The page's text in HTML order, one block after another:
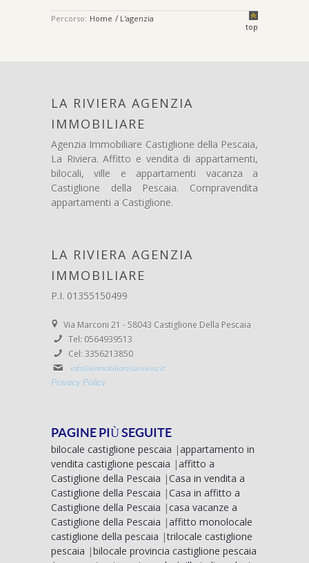
Percorso: Home / L'agenzia
top
LA RIVIERA AGENZIA
IMMOBILIARE
Agenzia Immobiliare Castiglione della Pescaia,
La Riviera. Affitto e vendita di appartamenti,
bilocali, ville e appartamenti vacanza a
Castiglione della Pescaia. Compravendita
appartamenti a Castiglione.
LA RIVIERA AGENZIA
IMMOBILIARE
P.I. 01355150499
Via Marconi 21 - 58043 Castiglione Della Pescaia
Tel: 0564939513
Cel: 3356213850
info@immobiliarelariviera.it
Privacy Policy
PAGINE PIÙ SEGUITE
bilocale castiglione pescaia |appartamento in
vendita castiglione pescaia |affitto a
Castiglione della Pescaia |Casa in vendita a
Castiglione della Pescaia |Casa in affitto a
Castiglione della Pescaia |casa vacanze a
Castiglione della Pescaia |affitto monolocale
castiglione della pescaia |trilocale castiglione
pescaia |bilocale provincia castiglione pescaia